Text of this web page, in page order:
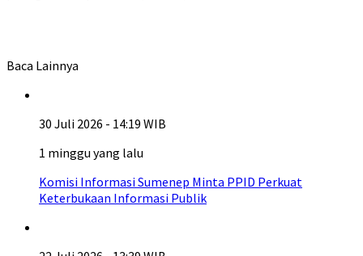
Baca Lainnya
30 Juli 2026 - 14:19 WIB
1 minggu yang lalu
Komisi Informasi Sumenep Minta PPID Perkuat
Keterbukaan Informasi Publik